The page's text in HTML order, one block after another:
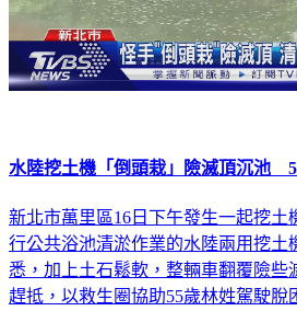
水陸挖土機「倒頭栽」險滅頂沉池
新北市萬里區16日下午發生一起挖土
行公共浴池清淤作業的水陸兩用挖土
悉，加上土石鬆軟，整輛車翻覆險些
趕抵，以救生圈協助55歲林姓駕駛脫